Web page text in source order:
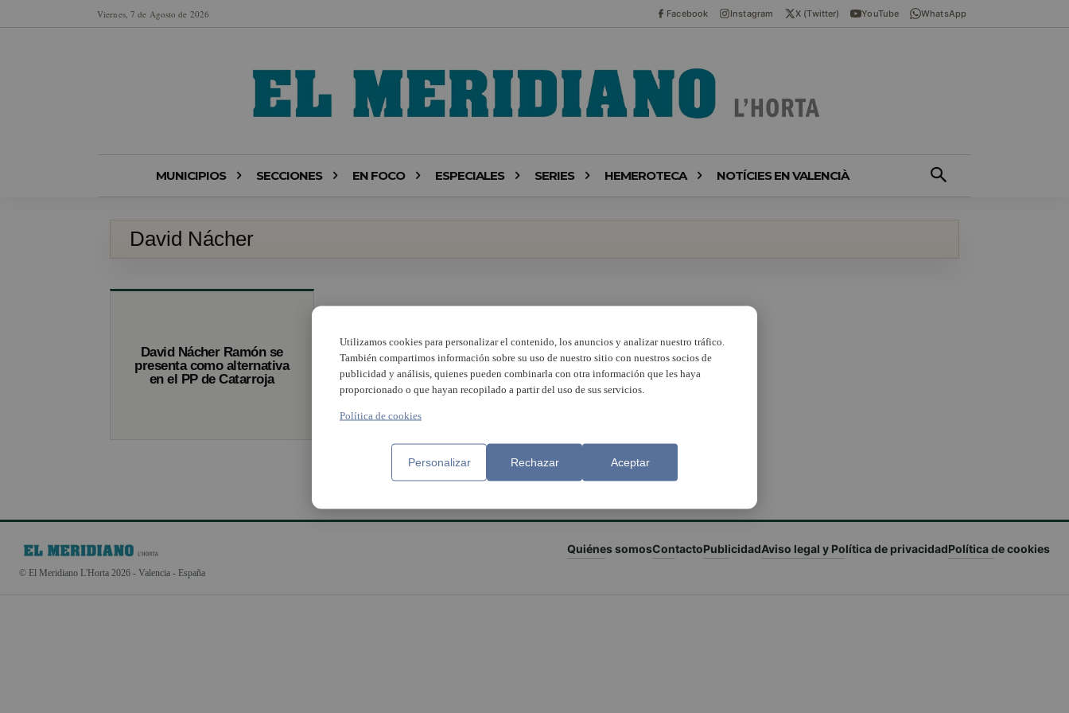
Viernes, 7 de Agosto de 2026 Facebook Instagram X (Twitter) YouTube WhatsApp
MUNICIPIOS SECCIONES EN FOCO ESPECIALES SERIES HEMEROTECA NOTÍCIES EN VALENCIÀ
David Nácher
David Nácher Ramón se
presenta como alternativa
en el PP de Catarroja
© El Meridiano L'Horta 2026 - Valencia - España
Quiénes somosContactoPublicidadAviso legal y Política de privacidadPolítica de cookies
Utilizamos cookies para personalizar el contenido, los anuncios y analizar nuestro tráfico.
También compartimos información sobre su uso de nuestro sitio con nuestros socios de
publicidad y análisis, quienes pueden combinarla con otra información que les haya
proporcionado o que hayan recopilado a partir del uso de sus servicios.
Política de cookies
Personalizar Rechazar Aceptar